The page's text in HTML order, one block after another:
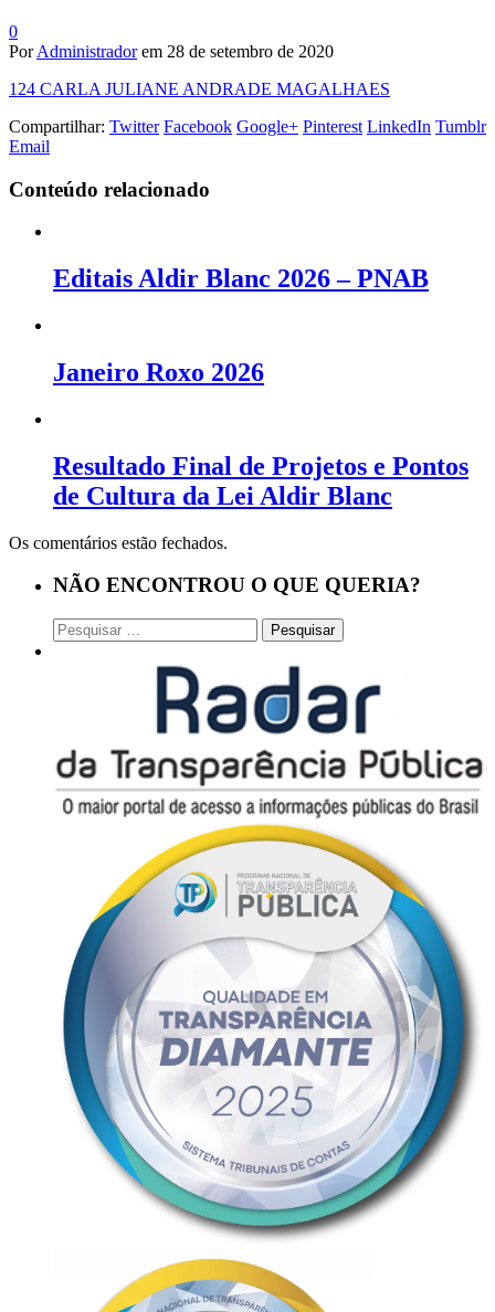
0
PorAdministrador em 28 de setembro de 2020
124 CARLA JULIANE ANDRADE MAGALHAES
Compartilhar: Twitter Facebook Google+ Pinterest LinkedIn Tumblr
Email
Conteúdo relacionado
Editais Aldir Blanc 2026 – PNAB
Janeiro Roxo 2026
Resultado Final de Projetos e Pontos
de Cultura da Lei Aldir Blanc
Os comentários estão fechados.
NÃO ENCONTROU O QUE QUERIA?
Pesquisar
por: